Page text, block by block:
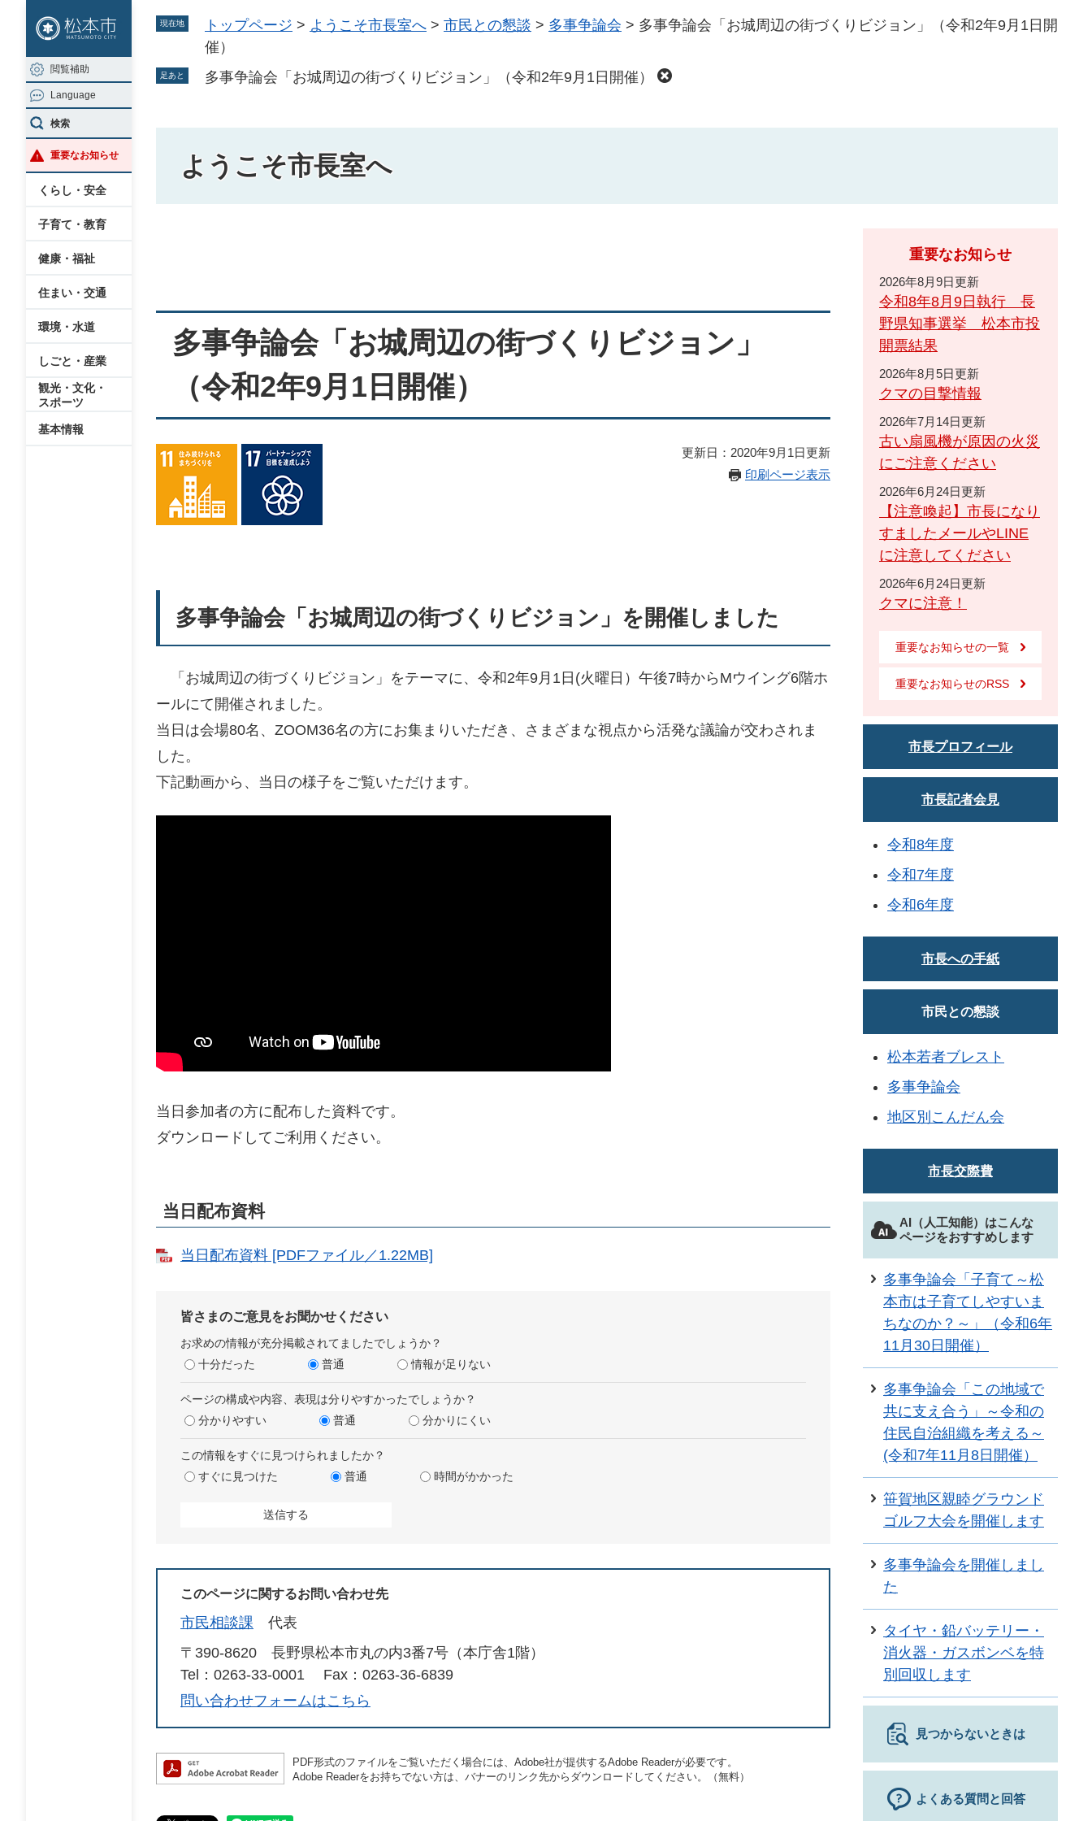
ジ
の
先
頭
で
す
ュ
ー
を
飛
ば
し
閲覧補助
Language
検索
重要なお知らせ
くらし・安全
子育て・教育
健康・福祉
住まい・交通
環境・水道
しごと・産業
観光・文化・
スポーツ
基本情報
現在地 トップページ > ようこそ市長室へ > 市民との懇談 > 多事争論会 > 多事争論会「お城周辺の街づくりビジョン」（令和2年9月1日開
催）
足あと 多事争論会「お城周辺の街づくりビジョン」（令和2年9月1日開催）
ようこそ市長室へ
多事争論会「お城周辺の街づくりビジョン」
（令和2年9月1日開催）
更新日：2020年9月1日更新
印刷ページ表示
多事争論会「お城周辺の街づくりビジョン」を開催しました
「お城周辺の街づくりビジョン」をテーマに、令和2年9月1日(火曜日）午後7時からMウイング6階ホ
ールにて開催されました。
当日は会場80名、ZOOM36名の方にお集まりいただき、さまざまな視点から活発な議論が交わされま
した。
下記動画から、当日の様子をご覧いただけます。
当日参加者の方に配布した資料です。
ダウンロードしてご利用ください。
当日配布資料
当日配布資料 [PDFファイル／1.22MB]
皆さまのご意見をお聞かせください
お求めの情報が充分掲載されてましたでしょうか？
十分だった
普通 情報が足りない
ページの構成や内容、表現は分りやすかったでしょうか？
分かりやすい
普通 分かりにくい
この情報をすぐに見つけられましたか？
すぐに見つけた
普通 時間がかかった
このページに関するお問い合わせ先
市民相談課
代表
〒390-8620
長野県松本市丸の内3番7号（本庁舎1階）
Tel：0263-33-0001
Fax：0263-36-6839
問い合わせフォームはこちら
PDF形式のファイルをご覧いただく場合には、Adobe社が提供するAdobe Readerが必要です。
Adobe Readerをお持ちでない方は、バナーのリンク先からダウンロードしてください。（無料）
重要なお知らせ
2026年8月9日更新
令和8年8月9日執行 長
野県知事選挙 松本市投
開票結果
2026年8月5日更新
クマの目撃情報
2026年7月14日更新
古い扇風機が原因の火災
にご注意ください
2026年6月24日更新
【注意喚起】市長になり
すましたメールやLINE
に注意してください
2026年6月24日更新
クマに注意！
重要なお知らせの一覧
重要なお知らせのRSS
市長プロフィール
市長記者会見
令和8年度
令和7年度
令和6年度
市長への手紙
市民との懇談
松本若者ブレスト
多事争論会
地区別こんだん会
市長交際費
AI（人工知能）はこんな
ページをおすすめします
多事争論会「子育て～松
本市は子育てしやすいま
ちなのか？～」（令和6年
11月30日開催）
多事争論会「この地域で
共に支え合う」～令和の
住民自治組織を考える～
(令和7年11月8日開催）
笹賀地区親睦グラウンド
ゴルフ大会を開催します
多事争論会を開催しまし
た
タイヤ・鉛バッテリー・
消火器・ガスボンベを特
別回収します
見つからないときは
よくある質問と回答